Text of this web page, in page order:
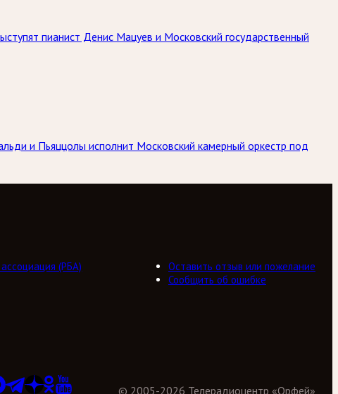
пианист Денис Мацуев и Московский государственный
и Пьяццолы исполнит Московский камерный оркестр под
(РБА)
Оставить отзыв или пожелание
Сообщить об ошибке
© 2005-2026 Телерадиоцентр «Орфей»